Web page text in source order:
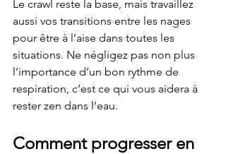
Le crawl reste la base, mais travaillez
aussi vos transitions entre les nages
pour être à l’aise dans toutes les
situations. Ne négligez pas non plus
l’importance d’un bon rythme de
respiration, c’est ce qui vous aidera à
rester zen dans l’eau.
Comment progresser en